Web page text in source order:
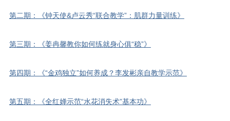
第二期：《钟天使&卢云秀“联合教学”：肌群力量训练》
第三期：《姜冉馨教你如何练就身心俱“稳”》
第四期：《“金鸡独立”如何养成？李发彬亲自教学示范》
第五期：《全红婵示范“水花消失术”基本功》